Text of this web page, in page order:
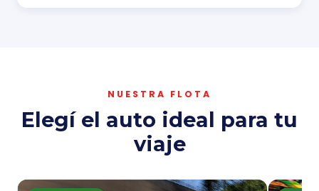
NUESTRA FLOTA
Elegí el auto ideal para tu
viaje